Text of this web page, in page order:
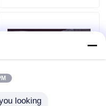
looking